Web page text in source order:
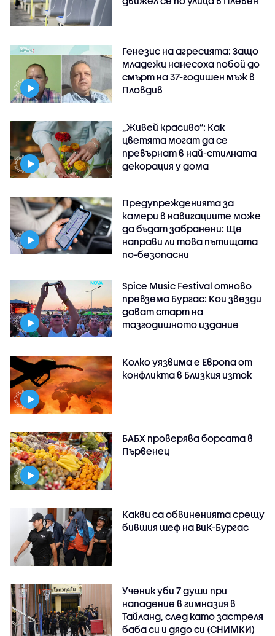
Генезис на агресията: Защо
младежи нанесоха побой до
смърт на 37-годишен мъж в
Пловдив
„Живей красиво”: Как
цветята могат да се
превърнат в най-стилната
декорация у дома
Предупрежденията за
камери в навигациите може
да бъдат забранени: Ще
направи ли това пътищата
по-безопасни
Spice Music Festival отново
превзема Бургас: Кои звезди
дават старт на
тазгодишното издание
Колко уязвима е Европа от
конфликта в Близкия изток
БАБХ проверява борсата в
Първенец
Какви са обвиненията срещу
бившия шеф на ВиК-Бургас
Ученик уби 7 души при
нападение в гимназия в
Тайланд, след като застреля
баба си и дядо си (СНИМКИ)